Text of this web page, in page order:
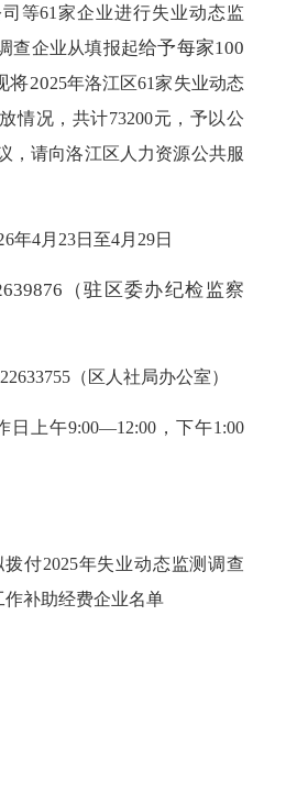
等61 家企业进行失业动态监
查企业从填报起给予每家100
将2025年洛江区61家失业动态
情况，共计73200元， 予以公
，请向洛江区人力资源公共服
6年4月 23日至4月 29日
（驻区委办纪检监察
22633755（区人社局办公室）
日上午9:00—12:00，下午1 :00
拨付2025年失业动态监测调查
作补助经费企业名单